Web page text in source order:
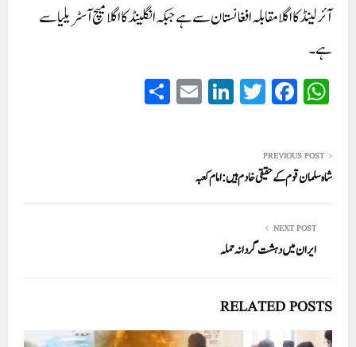
آئرلینڈ کا اگلا مقابلہ افغانستان سے ہے جبکہ انگلینڈ کا اگلا میچ آسٹریلیا سے
ہے۔
W
ha
A
pp
Fa
ce
ok
T
wi
r
Li
nk
In
E
m
PREVIOUS POST
شاہ سلمان قوم کے حقیقی خادم ہیں: امام کعبہ
NEXT POST
ایران میں دہشت گردانہ حملہ
RELATED POSTS